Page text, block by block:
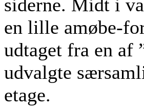
siderne. Midt i
en lille amøbe-
udtaget fra en af
udvalgte
etage.